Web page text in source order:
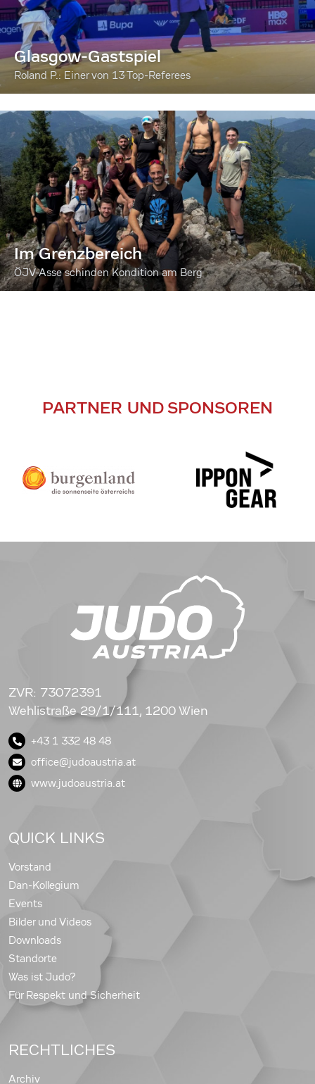
Glasgow-Gastspiel
Roland P.: Einer von 13 Top-Referees
Im Grenzbereich
ÖJV-Asse schinden Kondition am Berg
PARTNER UND SPONSOREN
ZVR: 73072391
Wehlistraße 29/1/111, 1200 Wien
+43 1 332 48 48
office@judoaustria.at
www.judoaustria.at
QUICK LINKS
Vorstand
Dan-Kollegium
Events
Bilder und Videos
Downloads
Standorte
Was ist Judo?
Für Respekt und Sicherheit
RECHTLICHES
Archiv